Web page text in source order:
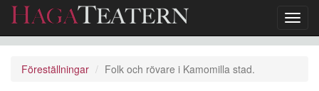
Föreställningar Folk och rövare i Kamomilla stad.